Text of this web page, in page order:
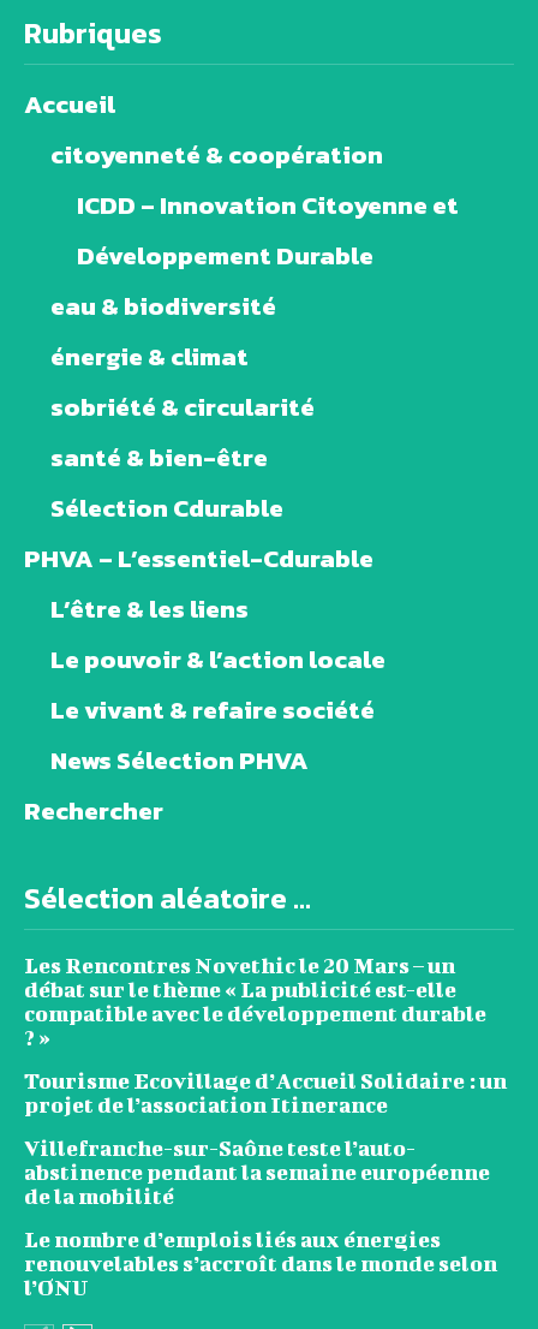
Rubriques
Accueil
citoyenneté & coopération
ICDD – Innovation Citoyenne et
Développement Durable
eau & biodiversité
énergie & climat
sobriété & circularité
santé & bien-être
Sélection Cdurable
PHVA – L’essentiel-Cdurable
L’être & les liens
Le pouvoir & l’action locale
Le vivant & refaire société
News Sélection PHVA
Rechercher
Sélection aléatoire ...
Les Rencontres Novethic le 20 Mars – un
débat sur le thème « La publicité est-elle
compatible avec le développement durable
? »
Tourisme Ecovillage d’Accueil Solidaire : un
projet de l’association Itinerance
Villefranche-sur-Saône teste l’auto-
abstinence pendant la semaine européenne
de la mobilité
Le nombre d’emplois liés aux énergies
renouvelables s’accroît dans le monde selon
l’ONU